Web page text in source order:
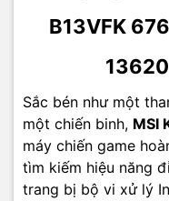
B13VFK
Sắc bén như một
một chiến binh, MSI
máy chiến game
tìm kiếm hiệu năng
trang bị bộ vi xử lý
MSI Katana 15
cho game thủ mong
nghệ mới nhất và độ
chính hãng với mức giá
hành uy tín 24 tháng,
Dienmay.xyz– Nhà phân
uy tín tại Việt Nam.
phẩm:Laptop, Máy tính